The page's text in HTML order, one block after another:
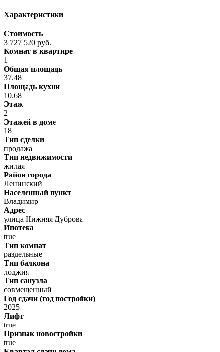
Характеристики
Стоимость
3 727 520 руб.
Комнат в квартире
1
Общая площадь
37.48
Площадь кухни
10.68
Этаж
2
Этажей в доме
18
Тип сделки
продажа
Тип недвижимости
жилая
Район города
Ленинский
Населенный пункт
Владимир
Адрес
улица Нижняя Дуброва
Ипотека
true
Тип комнат
раздельные
Тип балкона
лоджия
Тип санузла
совмещенный
Год сдачи (год постройки)
2025
Лифт
true
Признак новостройки
true